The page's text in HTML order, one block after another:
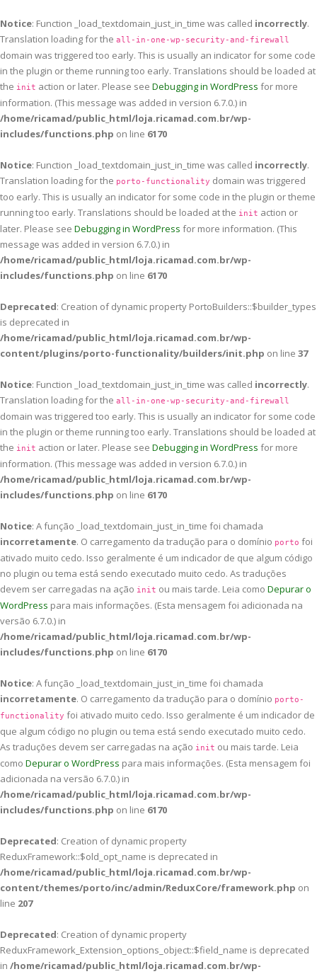
Notice: Function _load_textdomain_just_in_time was called incorrectly.
Translation loading for the all-in-one-wp-security-and-firewall
domain was triggered too early. This is usually an indicator for some code
in the plugin or theme running too early. Translations should be loaded at
the init action or later. Please see Debugging in WordPress for more
information. (This message was added in version 6.7.0.) in
/home/ricamad/public_html/loja.ricamad.com.br/wp-
includes/functions.php on line 6170
Notice: Function _load_textdomain_just_in_time was called incorrectly.
Translation loading for the porto-functionality domain was triggered
too early. This is usually an indicator for some code in the plugin or theme
running too early. Translations should be loaded at the init action or
later. Please see Debugging in WordPress for more information. (This
message was added in version 6.7.0.) in
/home/ricamad/public_html/loja.ricamad.com.br/wp-
includes/functions.php on line 6170
Deprecated: Creation of dynamic property PortoBuilders::$builder_types
is deprecated in
/home/ricamad/public_html/loja.ricamad.com.br/wp-
content/plugins/porto-functionality/builders/init.php on line 37
Notice: Function _load_textdomain_just_in_time was called incorrectly.
Translation loading for the all-in-one-wp-security-and-firewall
domain was triggered too early. This is usually an indicator for some code
in the plugin or theme running too early. Translations should be loaded at
the init action or later. Please see Debugging in WordPress for more
information. (This message was added in version 6.7.0.) in
/home/ricamad/public_html/loja.ricamad.com.br/wp-
includes/functions.php on line 6170
Notice: A função _load_textdomain_just_in_time foi chamada
incorretamente. O carregamento da tradução para o domínio porto foi
ativado muito cedo. Isso geralmente é um indicador de que algum código
no plugin ou tema está sendo executado muito cedo. As traduções
devem ser carregadas na ação init ou mais tarde. Leia como Depurar o
WordPress para mais informações. (Esta mensagem foi adicionada na
versão 6.7.0.) in
/home/ricamad/public_html/loja.ricamad.com.br/wp-
includes/functions.php on line 6170
Notice: A função _load_textdomain_just_in_time foi chamada
incorretamente. O carregamento da tradução para o domínio porto-
functionality foi ativado muito cedo. Isso geralmente é um indicador de
que algum código no plugin ou tema está sendo executado muito cedo.
As traduções devem ser carregadas na ação init ou mais tarde. Leia
como Depurar o WordPress para mais informações. (Esta mensagem foi
adicionada na versão 6.7.0.) in
/home/ricamad/public_html/loja.ricamad.com.br/wp-
includes/functions.php on line 6170
Deprecated: Creation of dynamic property
ReduxFramework::$old_opt_name is deprecated in
/home/ricamad/public_html/loja.ricamad.com.br/wp-
content/themes/porto/inc/admin/ReduxCore/framework.php on
line 207
Deprecated: Creation of dynamic property
ReduxFramework_Extension_options_object::$field_name is deprecated
in /home/ricamad/public_html/loja.ricamad.com.br/wp-